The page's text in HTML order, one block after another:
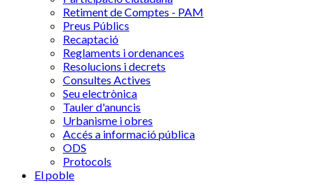
Retiment de Comptes - PAM
Preus Públics
Recaptació
Reglaments i ordenances
Resolucions i decrets
Consultes Actives
Seu electrònica
Tauler d'anuncis
Urbanisme i obres
Accés a informació pública
ODS
Protocols
El poble